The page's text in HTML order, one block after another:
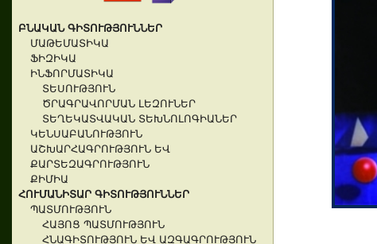
ԲՆԱԿԱՆ ԳԻՏՈՒԹՅՈՒՆՆԵՐ
ՄԱԹԵՄԱՏԻԿԱ
ՖԻԶԻԿԱ
ԻՆՖՈՐՄԱՏԻԿԱ
ՏԵՍՈՒԹՅՈՒՆ
ԾՐԱԳՐԱՎՈՐՄԱՆ ԼԵԶՈՒՆԵՐ
ՏԵՂԵԿԱՏՎԱԿԱՆ ՏԵԽՆՈԼՈԳԻԱՆԵՐ
ԿԵՆՍԱԲԱՆՈՒԹՅՈՒՆ
ԱՇԽԱՐՀԱԳՐՈՒԹՅՈՒՆ ԵՎ
ՔԱՐՏԵԶԱԳՐՈՒԹՅՈՒՆ
ՔԻՄԻԱ
ՀՈՒՄԱՆԻՏԱՐ ԳԻՏՈՒԹՅՈՒՆՆԵՐ
ՊԱՏՄՈՒԹՅՈՒՆ
ՀԱՅՈՑ ՊԱՏՄՈՒԹՅՈՒՆ
ՀՆԱԳԻՏՈՒԹՅՈՒՆ ԵՎ ԱԶԳԱԳՐՈՒԹՅՈՒՆ